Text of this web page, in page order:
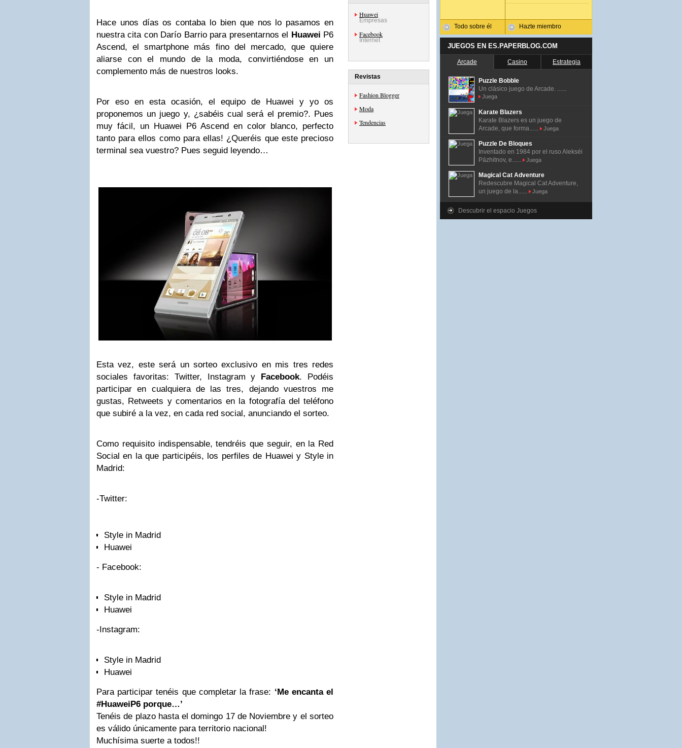
Hace unos días os contaba lo bien que nos lo pasamos en
nuestra cita con Darío Barrio para presentarnos el Huawei P6
Ascend, el smartphone más fino del mercado, que quiere
aliarse con el mundo de la moda, convirtiéndose en un
complemento más de nuestros looks.
Por eso en esta ocasión, el equipo de Huawei y yo os
proponemos un juego y, ¿sabéis cual será el premio?. Pues
muy fácil, un Huawei P6 Ascend en color blanco, perfecto
tanto para ellos como para ellas! ¿Queréis que este precioso
terminal sea vuestro? Pues seguid leyendo…
Esta vez, este será un sorteo exclusivo en mis tres redes
sociales favoritas: Twitter, Instagram y Facebook. Podéis
participar en cualquiera de las tres, dejando vuestros me
gustas, Retweets y comentarios en la fotografía del teléfono
que subiré a la vez, en cada red social, anunciando el sorteo.
Como requisito indispensable, tendréis que seguir, en la Red
Social en la que participéis, los perfiles de Huawei y Style in
Madrid:
-Twitter:
Style in Madrid
Huawei
- Facebook:
Style in Madrid
Huawei
-Instagram:
Style in Madrid
Huawei
Para participar tenéis que completar la frase: ‘Me encanta el
#HuaweiP6 porque…’
Tenéis de plazo hasta el domingo 17 de Noviembre y el sorteo
es válido únicamente para territorio nacional!
Muchísima suerte a todos!!
Huawei
Empresas
Facebook
Internet
Revistas
Fashion Blogger
Moda
Tendencias
Todo sobre él Hazte miembro
JUEGOS EN ES.PAPERBLOG.COM
Arcade Casino Estrategia
Puzzle Bobble
Un clásico juego de Arcade. ......
Juega
Karate Blazers
Karate Blazers es un juego de
Arcade, que forma......
Juega
Puzzle De Bloques
Inventado en 1984 por el ruso Alekséi
Pázhitnov, e......
Juega
Magical Cat Adventure
Redescubre Magical Cat Adventure,
un juego de la......
Juega
Descubrir el espacio Juegos